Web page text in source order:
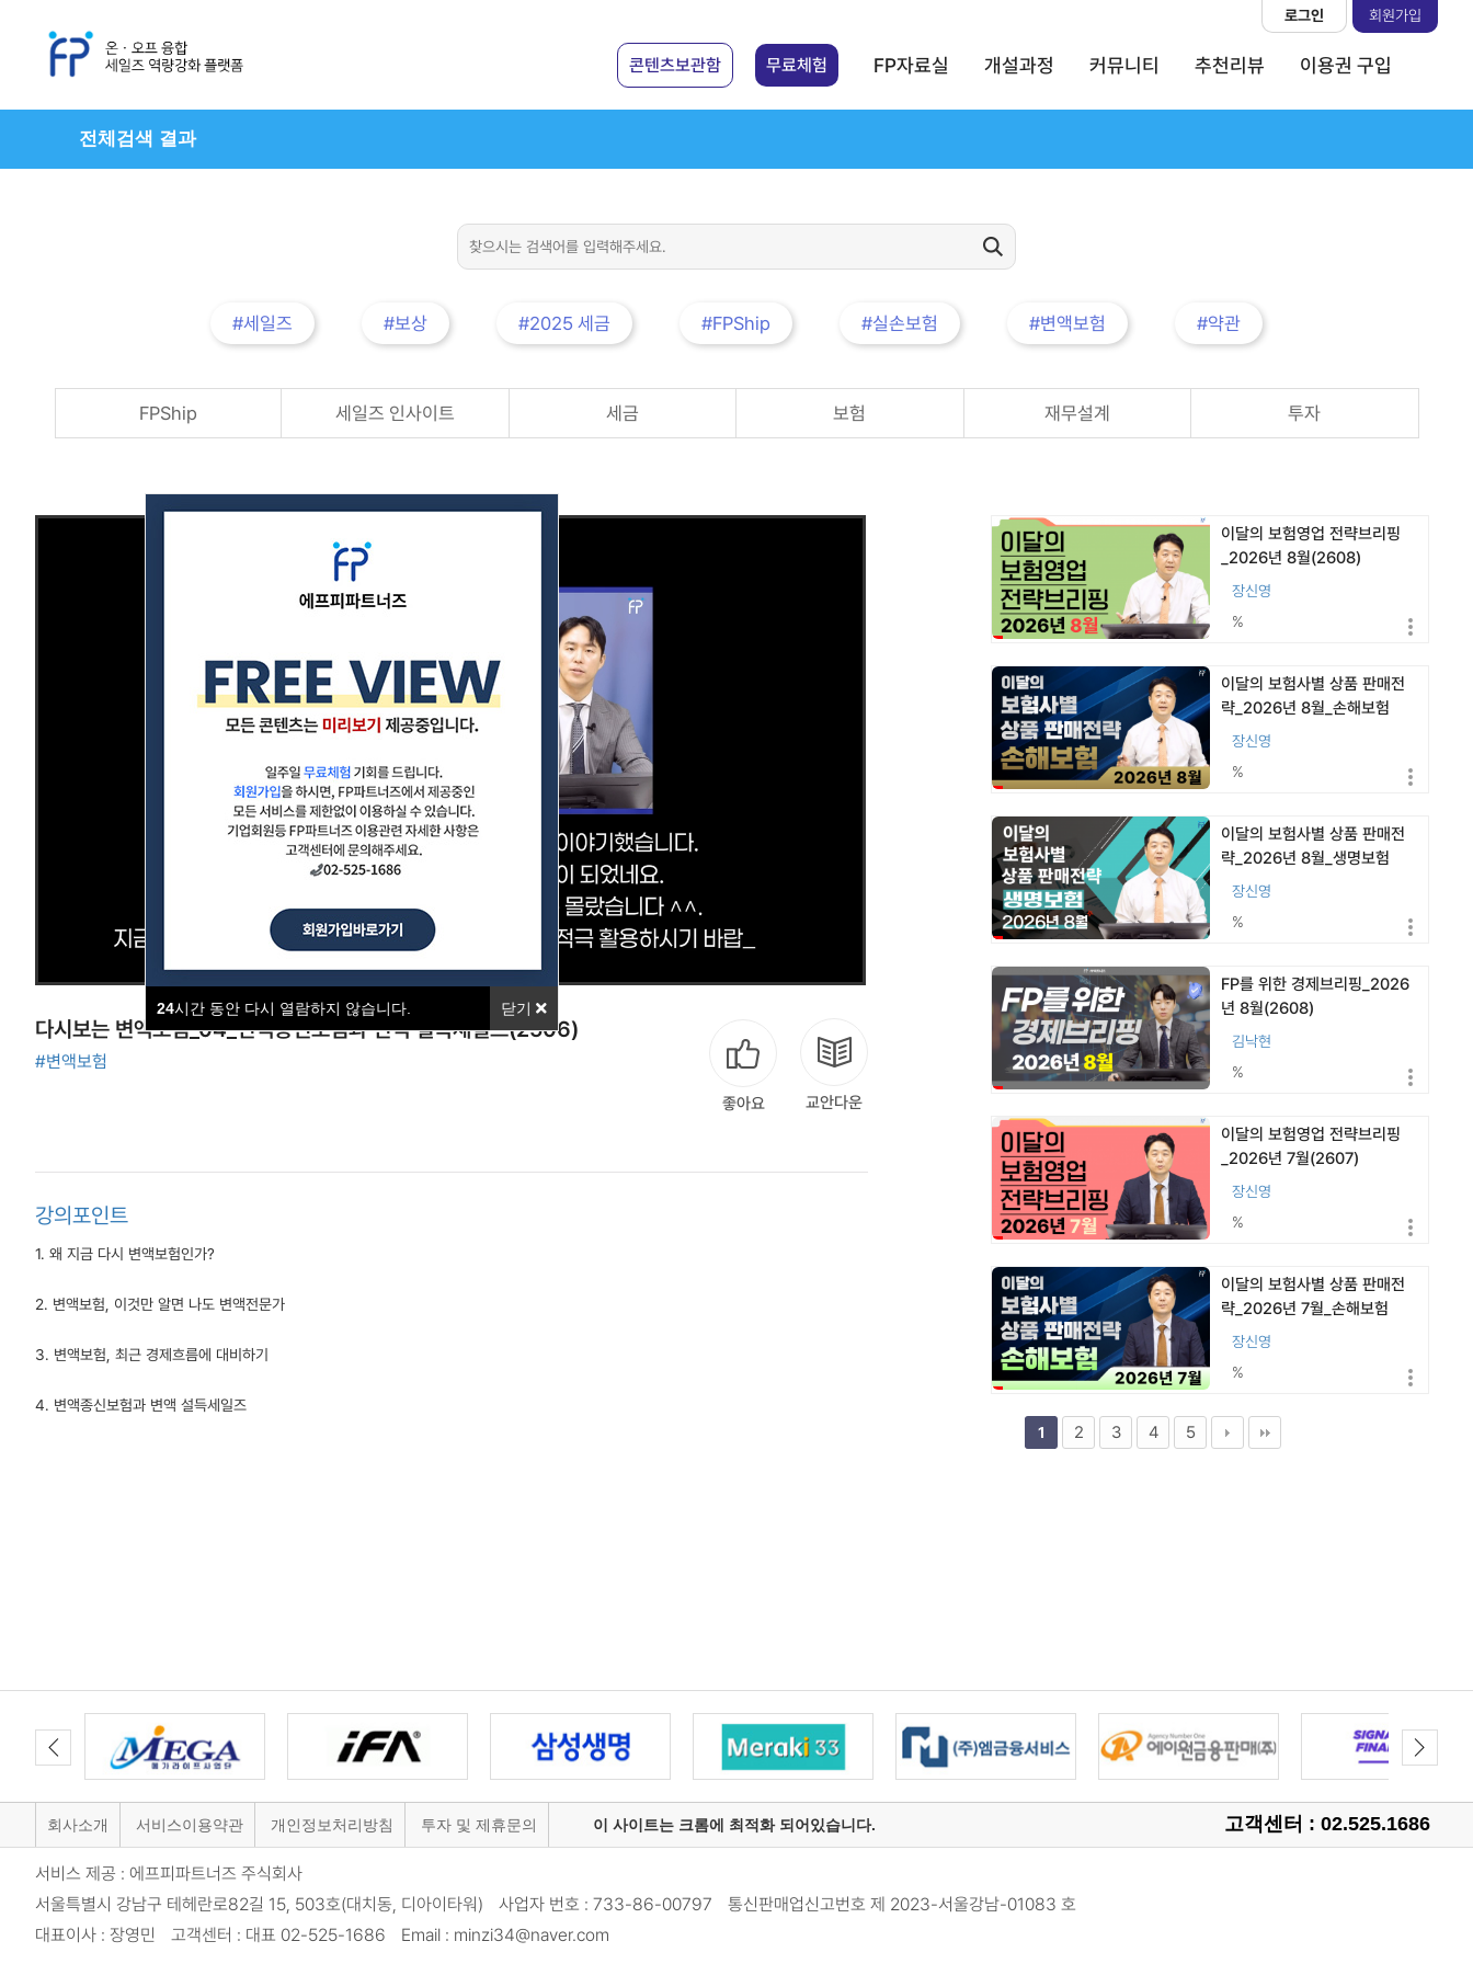
콘텐츠보관함 무료체험 FP자료실 개설과정 커뮤니티 추천리뷰 이용권 구입
로그인 회원가입
전체검색 결과
#세일즈 #보상 #2025 세금 #FPShip #실손보험 #변액보험 #약관
FPShip 세일즈 인사이트 세금 보험 재무설계 투자
24시간 동안 다시 열람하지 않습니다. 닫기
다시보는 변액보험_04_변액종신보험과 변액 설득세일즈(2506)
#변액보험
좋아요 교안다운
강의포인트
1. 왜 지금 다시 변액보험인가?
2. 변액보험, 이것만 알면 나도 변액전문가
3. 변액보험, 최근 경제흐름에 대비하기
4. 변액종신보험과 변액 설득세일즈
이달의 보험영업 전략브리핑
_2026년 8월(2608)
장신영
%
이달의 보험사별 상품 판매전
략_2026년 8월_손해보험
(2608)
장신영
%
이달의 보험사별 상품 판매전
략_2026년 8월_생명보험
(2608)
장신영
%
FP를 위한 경제브리핑_2026
년 8월(2608)
김낙현
%
이달의 보험영업 전략브리핑
_2026년 7월(2607)
장신영
%
이달의 보험사별 상품 판매전
략_2026년 7월_손해보험
(2607)
장신영
%
1 2 3 4 5
회사소개 서비스이용약관 개인정보처리방침 투자 및 제휴문의 이 사이트는 크롬에 최적화 되어있습니다. 고객센터 : 02.525.1686
서비스 제공 : 에프피파트너즈 주식회사
서울특별시 강남구 테헤란로82길 15, 503호(대치동, 디아이타워) 사업자 번호 : 733-86-00797 통신판매업신고번호 제 2023-서울강남-01083 호
대표이사 : 장영민 고객센터 : 대표 02-525-1686 Email : minzi34@naver.com